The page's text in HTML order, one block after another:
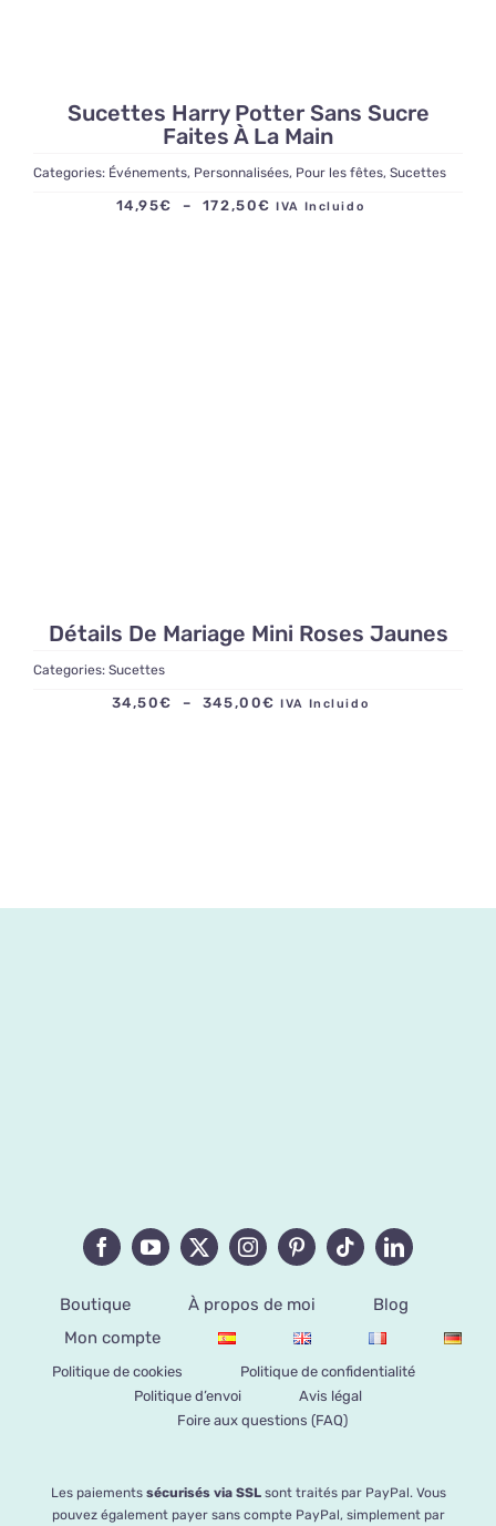
Sucettes Harry Potter Sans Sucre
Faites À La Main
Categories: Événements, Personnalisées, Pour les fêtes, Sucettes
14,95€ – 172,50€ Plage
IVA Incluido
Détails De Mariage Mini Roses Jaunes
Categories: Sucettes
34,50€ – 345,00€ Plage
IVA Incluido
Boutique À propos de moi
Blog
Mon compte
Politique de cookies
Politique de confidentialité
Politique d’envoi
Avis légal
Foire aux questions (FAQ)
Les paiementssécurisés via SSLsont traités par PayPal. Vous
pouvez également payer sans compte PayPal, simplement par